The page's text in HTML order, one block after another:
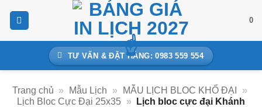
0
TƯ VẤN & ĐẶT HÀNG: 0983 559 554
Trang chủ » Mẫu Lịch » MẪU LỊCH BLOC KHỔ ĐẠI
»
Lịch Bloc Cực Đại 25x35
»
Lịch bloc cực đại Khánh